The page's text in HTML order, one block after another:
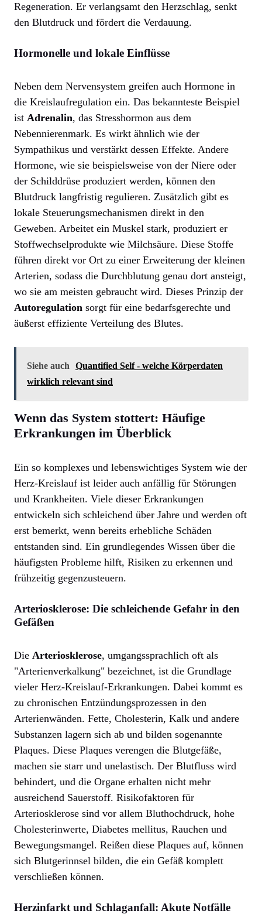
Regeneration. Er verlangsamt den Herzschlag, senkt
den Blutdruck und fördert die Verdauung.
Hormonelle und lokale Einflüsse
Neben dem Nervensystem greifen auch Hormone in
die Kreislaufregulation ein. Das bekannteste Beispiel
ist Adrenalin, das Stresshormon aus dem
Nebennierenmark. Es wirkt ähnlich wie der
Sympathikus und verstärkt dessen Effekte. Andere
Hormone, wie sie beispielsweise von der Niere oder
der Schilddrüse produziert werden, können den
Blutdruck langfristig regulieren. Zusätzlich gibt es
lokale Steuerungsmechanismen direkt in den
Geweben. Arbeitet ein Muskel stark, produziert er
Stoffwechselprodukte wie Milchsäure. Diese Stoffe
führen direkt vor Ort zu einer Erweiterung der kleinen
Arterien, sodass die Durchblutung genau dort ansteigt,
wo sie am meisten gebraucht wird. Dieses Prinzip der
Autoregulation sorgt für eine bedarfsgerechte und
äußerst effiziente Verteilung des Blutes.
Siehe auch
Quantified Self - welche Körperdaten
wirklich relevant sind
Wenn das System stottert: Häufige
Erkrankungen im Überblick
Ein so komplexes und lebenswichtiges System wie der
Herz-Kreislauf ist leider auch anfällig für Störungen
und Krankheiten. Viele dieser Erkrankungen
entwickeln sich schleichend über Jahre und werden oft
erst bemerkt, wenn bereits erhebliche Schäden
entstanden sind. Ein grundlegendes Wissen über die
häufigsten Probleme hilft, Risiken zu erkennen und
frühzeitig gegenzusteuern.
Arteriosklerose: Die schleichende Gefahr in den
Gefäßen
Die Arteriosklerose, umgangssprachlich oft als
"Arterienverkalkung" bezeichnet, ist die Grundlage
vieler Herz-Kreislauf-Erkrankungen. Dabei kommt es
zu chronischen Entzündungsprozessen in den
Arterienwänden. Fette, Cholesterin, Kalk und andere
Substanzen lagern sich ab und bilden sogenannte
Plaques. Diese Plaques verengen die Blutgefäße,
machen sie starr und unelastisch. Der Blutfluss wird
behindert, und die Organe erhalten nicht mehr
ausreichend Sauerstoff. Risikofaktoren für
Arteriosklerose sind vor allem Bluthochdruck, hohe
Cholesterinwerte, Diabetes mellitus, Rauchen und
Bewegungsmangel. Reißen diese Plaques auf, können
sich Blutgerinnsel bilden, die ein Gefäß komplett
verschließen können.
Herzinfarkt und Schlaganfall: Akute Notfälle